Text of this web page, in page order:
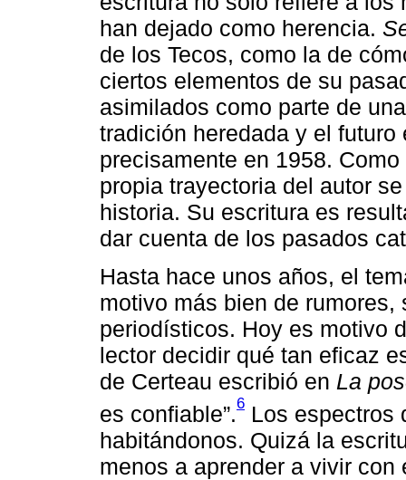
han dejado como herencia.
de los Tecos, como la de
ciertos elementos de su
asimilados como parte de
tradición heredada y el
precisamente en 1958.
propia trayectoria del autor
historia. Su escritura es
dar cuenta de los pasados
Hasta hace unos años, el
motivo más bien de
periodísticos. Hoy es motivo
lector decidir qué tan eficaz
de Certeau escribió en La
es confiable”.6 Los espectros
habitándonos. Quizá la
menos a aprender a vivir con